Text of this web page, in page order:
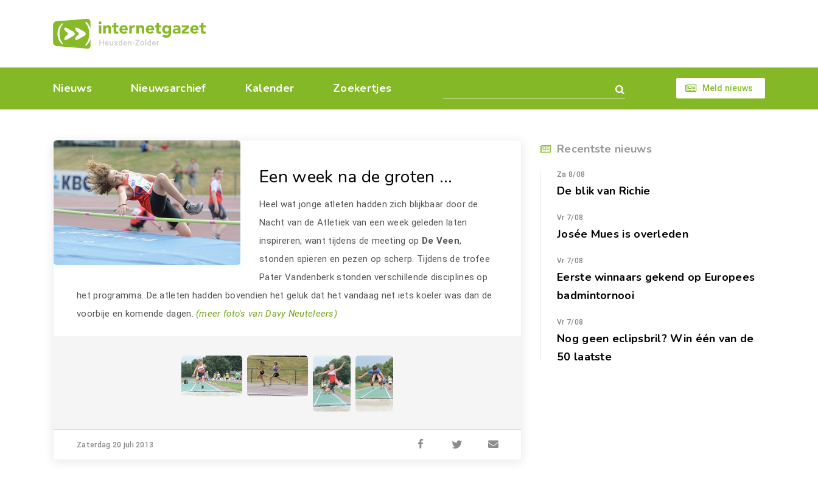
Nieuws Nieuwsarchief Kalender Zoekertjes Meld nieuws
Een week na de groten ...
Heel wat jonge atleten hadden zich blijkbaar door de
Nacht van de Atletiek van een week geleden laten
inspireren, want tijdens de meeting op De Veen,
stonden spieren en pezen op scherp. Tijdens de trofee
Pater Vandenberk stonden verschillende disciplines op
het programma. De atleten hadden bovendien het geluk dat het vandaag net iets koeler was dan de
voorbije en komende dagen.(meer foto's van Davy Neuteleers)
Zaterdag 20 juli 2013
Recentste nieuws
Za 8/08
De blik van Richie
Vr 7/08
Josée Mues is overleden
Vr 7/08
Eerste winnaars gekend op Europees
badmintornooi
Vr 7/08
Nog geen eclipsbril? Win één van de
50 laatste